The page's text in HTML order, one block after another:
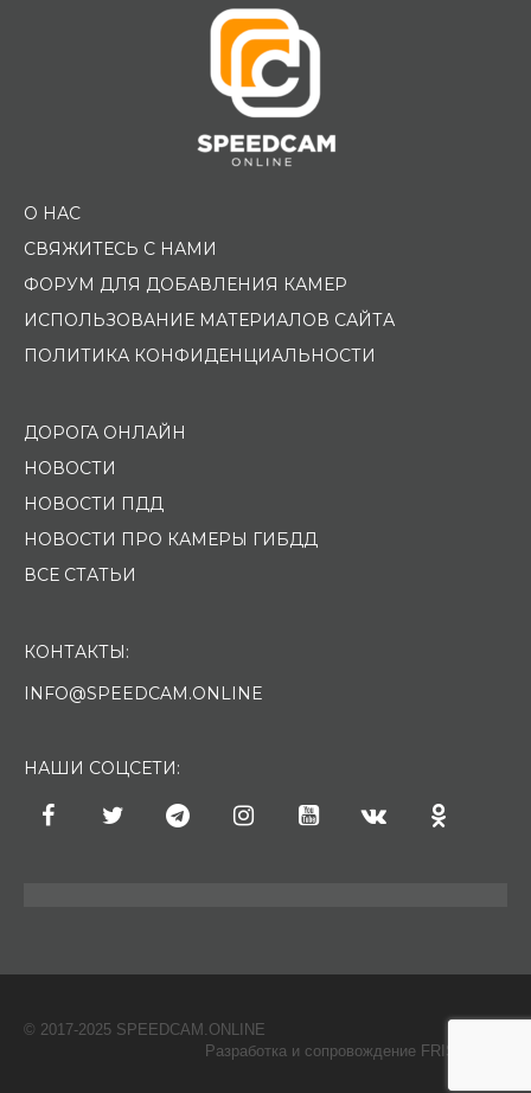
О НАС
СВЯЖИТЕСЬ С НАМИ
ФОРУМ ДЛЯ ДОБАВЛЕНИЯ КАМЕР
ИСПОЛЬЗОВАНИЕ МАТЕРИАЛОВ САЙТА
ПОЛИТИКА КОНФИДЕНЦИАЛЬНОСТИ
ДОРОГА ОНЛАЙН
НОВОСТИ
НОВОСТИ ПДД
НОВОСТИ ПРО КАМЕРЫ ГИБДД
ВСЕ СТАТЬИ
КОНТАКТЫ:
INFO@SPEEDCAM.ONLINE
НАШИ СОЦСЕТИ:
© 2017-2025 SPEEDCAM.ONLINE
Разработка и сопровождение FRISH & С